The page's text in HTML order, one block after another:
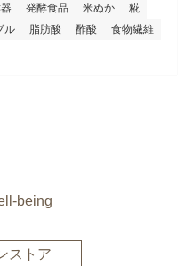
発酵食品 米ぬか
糀
ル 脂肪酸 酢酸
食物繊維
ストア